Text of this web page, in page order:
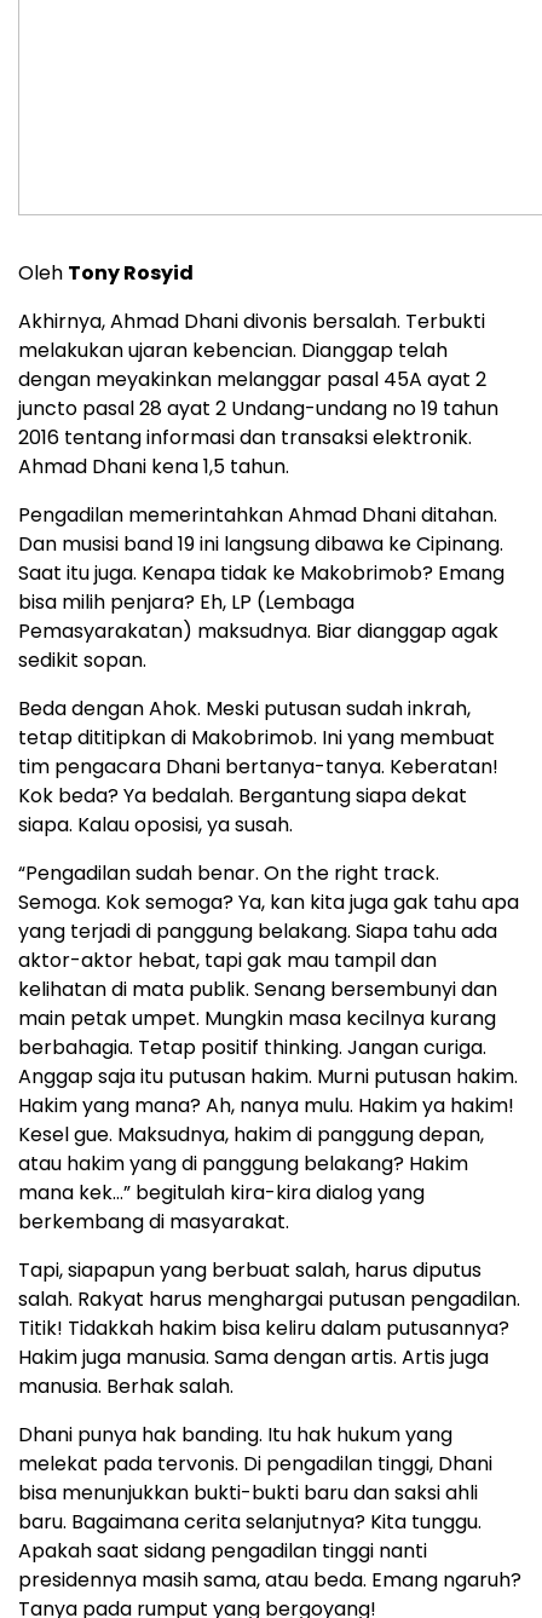
Oleh Tony Rosyid
Akhirnya, Ahmad Dhani divonis bersalah. Terbukti
melakukan ujaran kebencian. Dianggap telah
dengan meyakinkan melanggar pasal 45A ayat 2
juncto pasal 28 ayat 2 Undang-undang no 19 tahun
2016 tentang informasi dan transaksi elektronik.
Ahmad Dhani kena 1,5 tahun.
Pengadilan memerintahkan Ahmad Dhani ditahan.
Dan musisi band 19 ini langsung dibawa ke Cipinang.
Saat itu juga. Kenapa tidak ke Makobrimob? Emang
bisa milih penjara? Eh, LP (Lembaga
Pemasyarakatan) maksudnya. Biar dianggap agak
sedikit sopan.
Beda dengan Ahok. Meski putusan sudah inkrah,
tetap dititipkan di Makobrimob. Ini yang membuat
tim pengacara Dhani bertanya-tanya. Keberatan!
Kok beda? Ya bedalah. Bergantung siapa dekat
siapa. Kalau oposisi, ya susah.
“Pengadilan sudah benar. On the right track.
Semoga. Kok semoga? Ya, kan kita juga gak tahu apa
yang terjadi di panggung belakang. Siapa tahu ada
aktor-aktor hebat, tapi gak mau tampil dan
kelihatan di mata publik. Senang bersembunyi dan
main petak umpet. Mungkin masa kecilnya kurang
berbahagia. Tetap positif thinking. Jangan curiga.
Anggap saja itu putusan hakim. Murni putusan hakim.
Hakim yang mana? Ah, nanya mulu. Hakim ya hakim!
Kesel gue. Maksudnya, hakim di panggung depan,
atau hakim yang di panggung belakang? Hakim
mana kek…” begitulah kira-kira dialog yang
berkembang di masyarakat.
Tapi, siapapun yang berbuat salah, harus diputus
salah. Rakyat harus menghargai putusan pengadilan.
Titik! Tidakkah hakim bisa keliru dalam putusannya?
Hakim juga manusia. Sama dengan artis. Artis juga
manusia. Berhak salah.
Dhani punya hak banding. Itu hak hukum yang
melekat pada tervonis. Di pengadilan tinggi, Dhani
bisa menunjukkan bukti-bukti baru dan saksi ahli
baru. Bagaimana cerita selanjutnya? Kita tunggu.
Apakah saat sidang pengadilan tinggi nanti
presidennya masih sama, atau beda. Emang ngaruh?
Tanya pada rumput yang bergoyang!